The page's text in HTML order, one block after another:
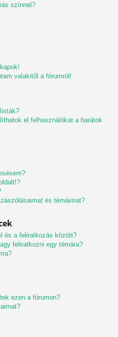
színnel?
valakitől a fórumról!
el felhasználókat a barátok
és témáimat?
és a feliratkozás között?
feliratkozni egy témára?
ezen a fórumon?